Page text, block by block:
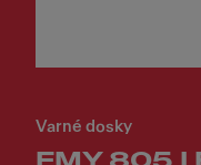
Varné dosky